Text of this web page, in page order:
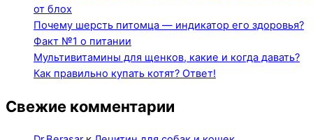
от блох
Почему шерсть питомца — индикатор его здоровья?
Факт №1 о питании
Мультивитамины для щенков, какие и когда давать?
Как правильно купать котят? Ответ!
Свежие комментарии